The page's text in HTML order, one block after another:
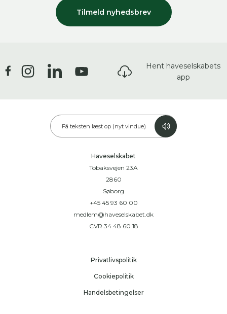
Tilmeld nyhedsbrev
Hent haveselskabets
app
Få teksten læst op (nyt vindue)
Haveselskabet
Tobaksvejen 23A
2860
Søborg
+45 45 93 60 00
medlem@haveselskabet.dk
CVR 34 48 60 18
Privatlivspolitik
Cookiepolitik
Handelsbetingelser